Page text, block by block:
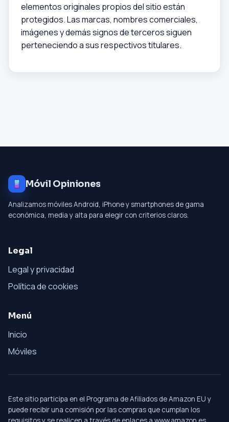
elementos originales propios del sitio están
protegidos. Las marcas, nombres comerciales,
imágenes y demás signos de terceros siguen
perteneciendo a sus respectivos titulares.
Móvil Opiniones
Analizamos móviles Android, iPhone y smartphones de gama
económica, media y alta para elegir con criterios claros.
Legal
Legal y privacidad
Política de cookies
Menú
Inicio
Móviles
Este sitio participa en el Programa de Afiliados de Amazon EU y
puede recibir una comisión por las compras que cumplan los